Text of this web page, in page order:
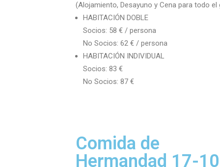
(Alojamiento, Desayuno y Cena para todo el
HABITACIÓN DOBLE
Socios: 58 € / persona
No Socios: 62 € / persona
HABITACIÓN INDIVIDUAL
Socios: 83 €
No Socios: 87 €
Comida de
Hermandad 17-